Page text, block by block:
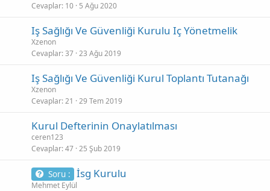
Cevaplar 10 5 Ağu 2020
Iş Sağlığı Ve Güvenliği Kurulu Iç Yönetmelik
Xzenon
Cevaplar 37 23 Ağu 2019
Iş Sağlığı Ve Güvenliği Kurul Toplantı Tutanağı
Xzenon
Cevaplar 21 29 Tem 2019
Kurul Defterinin Onaylatılması
ceren123
Cevaplar 47 25 Şub 2019
Soru : İsg Kurulu
Mehmet Eylül